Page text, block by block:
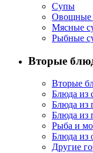
Супы
Овощные
Мясные
Рыбные
Вторые
Вторые
Блюда из
Блюда из
Блюда из
Рыба и
Блюда из
Другие